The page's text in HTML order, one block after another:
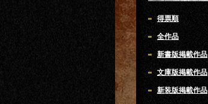
得票順
全作品
新書版掲載作品
文庫版掲載作品
新装版掲載作品